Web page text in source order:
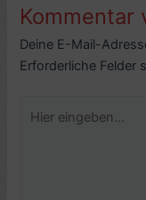
Kommentar
Deine E-Mail-
Erforderliche Felder
eingeben…